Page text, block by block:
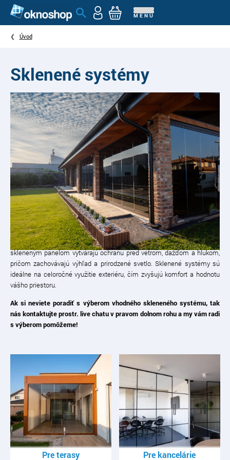
MENU
Úvod
Sklenené systémy
Súkromie bez straty výhľadu
Sklenené systémyposkytujú elegantné a funkčné riešenie pre
uzatvorenie terás, balkónov a altánkov. Vďaka posuvným a otočným
skleneným panelom vytvárajú ochranu pred vetrom, dažďom a hlukom,
pričom zachovávajú výhľad a prirodzené svetlo. Sklenené systémy sú
ideálne na celoročné využitie exteriéru, čím zvyšujú komfort a hodnotu
vášho priestoru.
Ak si neviete poradiť s výberom vhodného skleneného systému, tak
nás kontaktujte prostr. live chatu v pravom dolnom rohu a my vám radi
s výberom pomôžeme!
Pre terasy Pre kancelárie